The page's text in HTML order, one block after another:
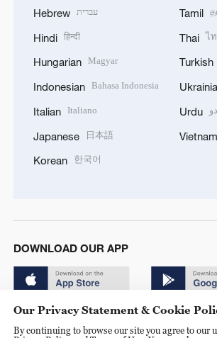
Hebrew עברית
Hindi हिन्दी
Hungarian Magyar
Indonesian Bahasa Indonesia
Italian Italiano
Japanese 日本語
Korean 한국어
Tamil
Thai ไ
Turkish
Urdu
DOWNLOAD OUR APP
Our Privacy Statement & Cookie
By continuing to browse our site you agree to our